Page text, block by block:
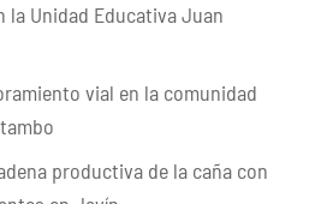
la Unidad Educativa Juan
vial en la comunidad
productiva de la caña con